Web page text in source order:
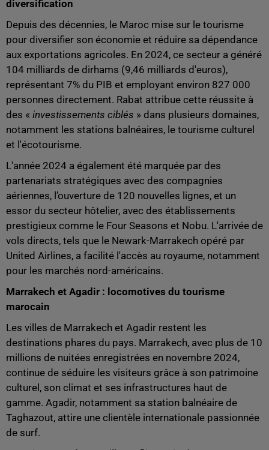
diversification
Depuis des décennies, le Maroc mise sur le tourisme
pour diversifier son économie et réduire sa dépendance
aux exportations agricoles. En 2024, ce secteur a généré
104 milliards de dirhams (9,46 milliards d'euros),
représentant 7% du PIB et employant environ 827 000
personnes directement. Rabat attribue cette réussite à
des « investissements ciblés » dans plusieurs domaines,
notamment les stations balnéaires, le tourisme culturel
et l'écotourisme.
L'année 2024 a également été marquée par des
partenariats stratégiques avec des compagnies
aériennes, l’ouverture de 120 nouvelles lignes, et un
essor du secteur hôtelier, avec des établissements
prestigieux comme le Four Seasons et Nobu. L'arrivée de
vols directs, tels que le Newark-Marrakech opéré par
United Airlines, a facilité l'accès au royaume, notamment
pour les marchés nord-américains.
Marrakech et Agadir : locomotives du tourisme
marocain
Les villes de Marrakech et Agadir restent les
destinations phares du pays. Marrakech, avec plus de 10
millions de nuitées enregistrées en novembre 2024,
continue de séduire les visiteurs grâce à son patrimoine
culturel, son climat et ses infrastructures haut de
gamme. Agadir, notamment sa station balnéaire de
Taghazout, attire une clientèle internationale passionnée
de surf.